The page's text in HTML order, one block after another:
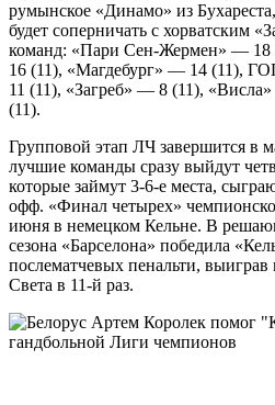
румынское «Динамо» из
будет соперничать с хорватским
команд: «Пари Сен-Жермен» — 18
16 (11), «Магдебург» — 14 (11),
11 (11), «Загреб» — 8 (11),
(11).
Групповой этап ЛЧ завершится в
лучшие команды сразу выйдут
которые займут 3-6-е места,
офф. «Финал четырех»
июня в немецком Кельне. В
сезона «Барселона» победила
послематчевых пенальти,
Света в 11-й раз.